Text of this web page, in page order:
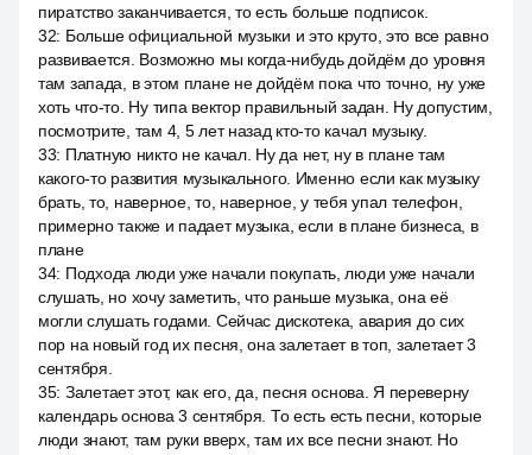
пиратство заканчивается, то есть больше подписок.
32: Больше официальной музыки и это круто, это все равно
развивается. Возможно мы когда-нибудь дойдём до уровня
там запада, в этом плане не дойдём пока что точно, ну уже
хоть что-то. Ну типа вектор правильный задан. Ну допустим,
посмотрите, там 4, 5 лет назад кто-то качал музыку.
33: Платную никто не качал. Ну да нет, ну в плане там
какого-то развития музыкального. Именно если как музыку
брать, то, наверное, то, наверное, у тебя упал телефон,
примерно также и падает музыка, если в плане бизнеса, в
плане
34: Подхода люди уже начали покупать, люди уже начали
слушать, но хочу заметить, что раньше музыка, она её
могли слушать годами. Сейчас дискотека, авария до сих
пор на новый год их песня, она залетает в топ, залетает 3
сентября.
35: Залетает этот, как его, да, песня основа. Я переверну
календарь основа 3 сентября. То есть есть песни, которые
люди знают, там руки вверх, там их все песни знают. Но